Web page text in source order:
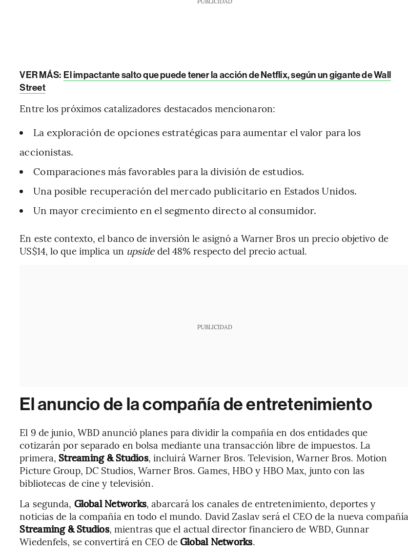
VER MÁS: El impactante salto que puede tener la acción de Netflix, según un gigante de Wall
Street
Entre los próximos catalizadores destacados mencionaron:
La exploración de opciones estratégicas para aumentar el valor para los
accionistas.
Comparaciones más favorables para la división de estudios.
Una posible recuperación del mercado publicitario en Estados Unidos.
Un mayor crecimiento en el segmento directo al consumidor.
En este contexto, el banco de inversión le asignó a Warner Bros un precio objetivo de
US$14, lo que implica un upsidedel 48% respecto del precio actual.
PUBLICIDAD
El anuncio de la compañía de entretenimiento
El 9 de junio, WBD anunció planes para dividir la compañía en dos entidades que
cotizarán por separado en bolsa mediante una transacción libre de impuestos. La
primera, Streaming & Studios, incluirá Warner Bros. Television, Warner Bros. Motion
Picture Group, DC Studios, Warner Bros. Games, HBO y HBO Max, junto con las
bibliotecas de cine y televisión.
La segunda, Global Networks, abarcará los canales de entretenimiento, deportes y
noticias de la compañía en todo el mundo. David Zaslav será el CEO de la nueva compañía
Streaming & Studios, mientras que el actual director financiero de WBD, Gunnar
Wiedenfels, se convertirá en CEO deGlobal Networks.